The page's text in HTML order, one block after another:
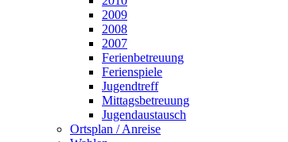
2009
2008
2007
Ferienbetreuung
Ferienspiele
Jugendtreff
Mittagsbetreuung
Jugendaustausch
Ortsplan / Anreise